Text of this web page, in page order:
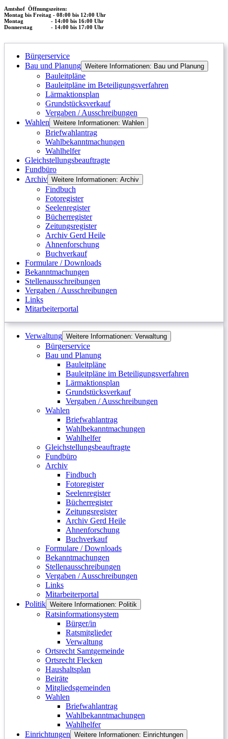
Amtshof Öffnungszeiten:
Montag bis Freitag - 08:00 bis 12:00 Uhr
Montag - 14:00 bis 16:00 Uhr
Donnerstag - 14:00 bis 17:00 Uhr
Bürgerservice
Bau und Planung Weitere Informationen: Bau und Planung
Bauleitpläne
Bauleitpläne im Beteiligungsverfahren
Lärmaktionsplan
Grundstücksverkauf
Vergaben / Ausschreibungen
Wahlen Weitere Informationen: Wahlen
Briefwahlantrag
Wahlbekanntmachungen
Wahlhelfer
Gleichstellungsbeauftragte
Fundbüro
Archiv Weitere Informationen: Archiv
Findbuch
Fotoregister
Seelenregister
Bücherregister
Zeitungsregister
Archiv Gerd Heile
Ahnenforschung
Buchverkauf
Formulare / Downloads
Bekanntmachungen
Stellenausschreibungen
Vergaben / Ausschreibungen
Links
Mitarbeiterportal
Verwaltung Weitere Informationen: Verwaltung
Bürgerservice
Bau und Planung
Bauleitpläne
Bauleitpläne im Beteiligungsverfahren
Lärmaktionsplan
Grundstücksverkauf
Vergaben / Ausschreibungen
Wahlen
Briefwahlantrag
Wahlbekanntmachungen
Wahlhelfer
Gleichstellungsbeauftragte
Fundbüro
Archiv
Findbuch
Fotoregister
Seelenregister
Bücherregister
Zeitungsregister
Archiv Gerd Heile
Ahnenforschung
Buchverkauf
Formulare / Downloads
Bekanntmachungen
Stellenausschreibungen
Vergaben / Ausschreibungen
Links
Mitarbeiterportal
Politik Weitere Informationen: Politik
Ratsinformationsystem
Bürger/in
Ratsmitglieder
Verwaltung
Ortsrecht Samtgemeinde
Ortsrecht Flecken
Haushaltsplan
Beiräte
Mitgliedsgemeinden
Wahlen
Briefwahlantrag
Wahlbekanntmachungen
Wahlhelfer
Einrichtungen Weitere Informationen: Einrichtungen